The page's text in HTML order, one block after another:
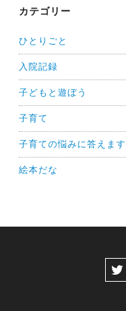
カテゴリー
ひとりごと
入院記録
子どもと遊ぼう
子育て
子育ての悩みに答えます
絵本だな